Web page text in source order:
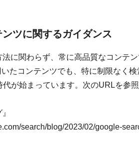
ツに関するガイダンス
に関わらず、常に高品質なコンテ
たコンテンツでも、特に制限なく
が始まっています。次のURLを参照
search/blog/2023/02/google-